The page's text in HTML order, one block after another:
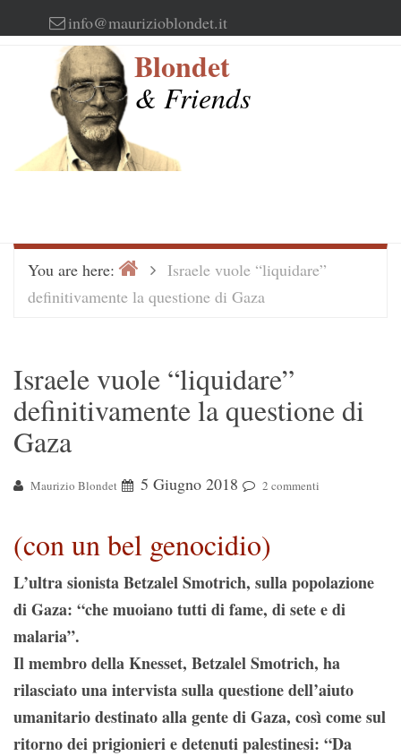
to
info@maurizioblondet.it
Blondet
& Friends
You are here: HomeIsraele vuole “liquidare”
definitivamente la questione di Gaza
Israele vuole “liquidare”
definitivamente la questione di
Gaza
Maurizio Blondet 5 Giugno 2018 2 commenti
(con un bel genocidio)
L’ultra sionista Betzalel Smotrich, sulla popolazione
di Gaza: “che muoiano tutti di fame, di sete e di
malaria”.
Il membro della Knesset, Betzalel Smotrich, ha
rilasciato una intervista sulla questione dell’aiuto
umanitario destinato alla gente di Gaza, così come sul
ritorno dei prigionieri e detenuti palestinesi: “Da